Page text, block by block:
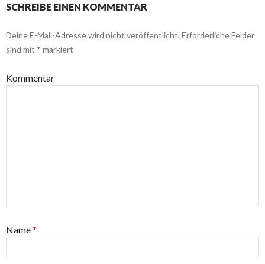
SCHREIBE EINEN KOMMENTAR
Deine E-Mail-Adresse wird nicht veröffentlicht. Erforderliche Felder
sind mit * markiert
Kommentar
Name*